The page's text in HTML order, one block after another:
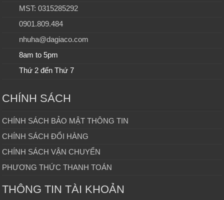
MST: 0315285292
0901.809.484
nhuha@dagiaco.com
8am to 5pm
Thứ 2 đến Thứ 7
CHÍNH SÁCH
CHÍNH SÁCH BẢO MẬT THÔNG TIN
CHÍNH SÁCH ĐỔI HÀNG
CHÍNH SÁCH VẬN CHUYỂN
PHƯƠNG THỨC THANH TOÁN
THÔNG TIN TÀI KHOẢN